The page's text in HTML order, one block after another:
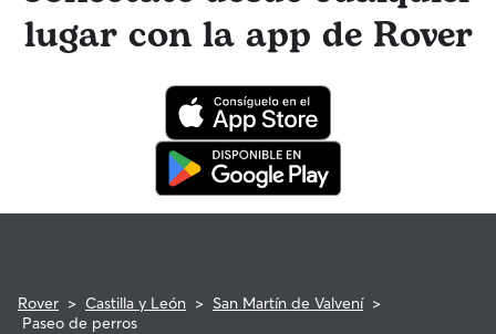
paseador de perros tienen acceso a asesoramiento de
profesionales veterinarios cualificados. En el improbable
caso de que surjan problemas durante una reserva, ten la
programa de reembolso de la Garantía Rover para asistencia
veterinaria que cumpla con los requisitos.
lugar con la app de Rover
Rover > Castilla y León > San Martín de Valvení >
Paseo de perros